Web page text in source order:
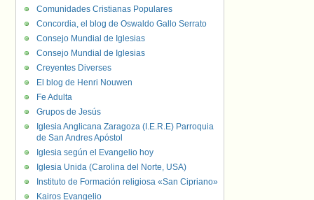
Comunidades Cristianas Populares
Concordia, el blog de Oswaldo Gallo Serrato
Consejo Mundial de Iglesias
Consejo Mundial de Iglesias
Creyentes Diverses
El blog de Henri Nouwen
Fe Adulta
Grupos de Jesús
Iglesia Anglicana Zaragoza (I.E.R.E) Parroquia
de San Andres Apóstol
Iglesia según el Evangelio hoy
Iglesia Unida (Carolina del Norte, USA)
Instituto de Formación religiosa «San Cipriano»
Kairos Evangelio